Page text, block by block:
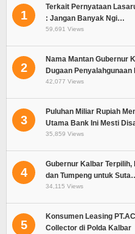
1
Terkait Pernyataan
: Jangan Banyak Ngi…
59,691 Views
2
Nama Mantan Gubernur
Dugaan
42,077 Views
3
Puluhan Miliar Rupiah
Utama Bank Ini Mesti
35,859 Views
4
Gubernur Kalbar
dan Tumpeng untuk
34,115 Views
5
Konsumen Leasing
Collector di Polda Kalbar